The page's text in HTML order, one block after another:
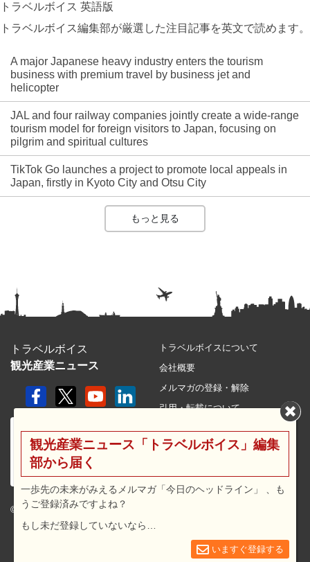
トラベルボイス 英語版
トラベルボイス編集部が厳選した注目記事を英文で読めます。
A major Japanese heavy industry enters the tourism
business with premium travel by business jet and
helicopter
JAL and four railway companies jointly create a wide-range
tourism model for foreign visitors to Japan, focusing on
pilgrim and spiritual cultures
TikTok Go launches a project to promote local appeals in
Japan, firstly in Kyoto City and Otsu City
もっと見る
トラベルボイス
観光産業ニュース
© 2026 travel voice.
トラベルボイスについて
会社概要
メルマガの登録・解除
引用・転載について
利用規約
広告メニュー・料金
観光産業ニュース「トラベルボイス」編集
部から届く
一歩先の未来がみえるメルマガ「今日のヘッドライン」 、も
うご登録済みですよね？
もし未だ登録していないなら…
いますぐ登録する